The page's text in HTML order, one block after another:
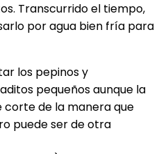
Transcurrido el tiempo,
por agua bien fría para
los pepinos y
pequeños aunque la
de la manera que
puede ser de otra